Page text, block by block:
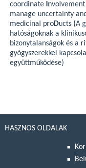
coordinate
manage uncertainty
medicinal proDucts (A
hatóságoknak a
bizonytalanságok és a
gyógyszerekkel
együttműködése)
HASZNOS OLDALAK